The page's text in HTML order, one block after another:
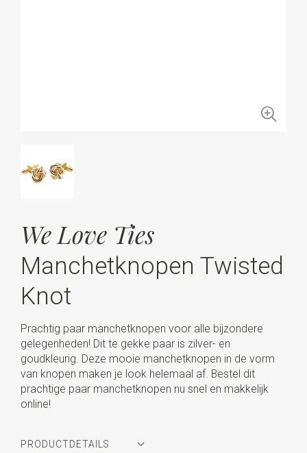
We Love Ties
Manchetknopen Twisted
Knot
Prachtig paar manchetknopen voor alle bijzondere
gelegenheden! Dit te gekke paar is zilver- en
goudkleurig. Deze mooie manchetknopen in de vorm
van knopen maken je look helemaal af. Bestel dit
prachtige paar manchetknopen nu snel en makkelijk
online!
PRODUCTDETAILS